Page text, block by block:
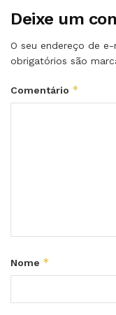
Deixe um
O seu endereço de
obrigatórios são
Comentário *
Nome *